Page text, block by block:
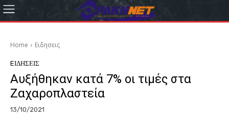
Home Eιδησεις
EΙΔΗΣΕΙΣ
Αυξήθηκαν κατά 7% οι τιμές στα
Ζαχαροπλαστεία
13/10/2021